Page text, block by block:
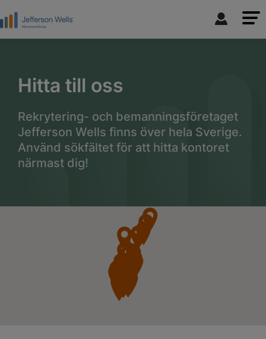
Hitta till oss
Rekrytering- och bemanningsföretaget
Jefferson Wells finns över hela Sverige.
Använd sökfältet för att hitta kontoret
närmast dig!